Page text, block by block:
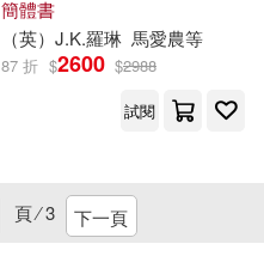
簡體書
（英） J.K.羅琳 馬愛農等
87 折 $2600 $2988
試閱
頁 ⁄3 下一頁